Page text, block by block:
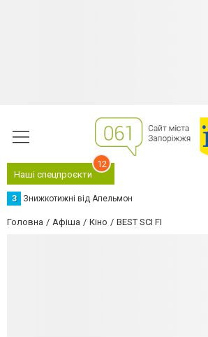
Наші спецпроєкти
12
З Знижкотижні від Апельмон
Головна Афіша Кіно BEST SCI FI